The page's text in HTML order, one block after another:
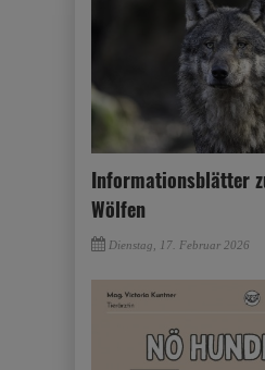
Informationsblätter
Wölfen
Dienstag, 17. Februar 2026